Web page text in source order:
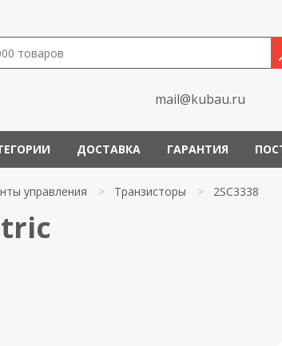
mail@kubau.ru
ДОСТАВКА ГАРАНТИЯ
управления > Транзисторы > 2SC3338